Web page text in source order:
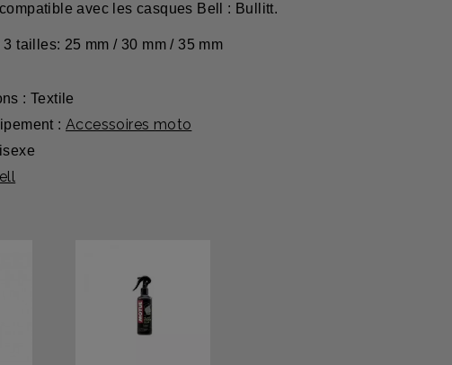
avec les casques Bell : Bullitt.
tailles: 25 mm / 30 mm / 35 mm
: Textile
: Accessoires moto